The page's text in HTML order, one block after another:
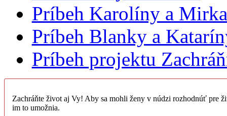
Príbeh Karolíny a Mirka
Príbeh Blanky a
Príbeh projektu